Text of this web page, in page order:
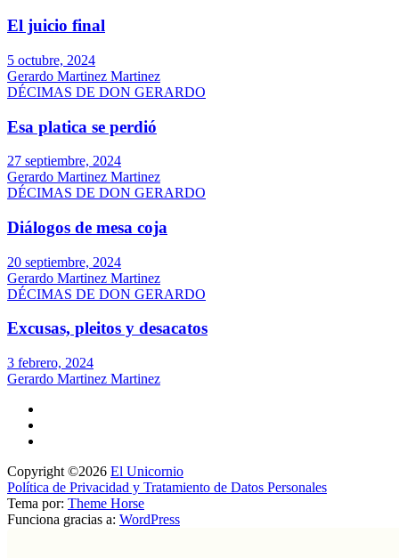
El juicio final
5 octubre, 2024
Gerardo Martinez Martinez
DÉCIMAS DE DON GERARDO
Esa platica se perdió
27 septiembre, 2024
Gerardo Martinez Martinez
DÉCIMAS DE DON GERARDO
Diálogos de mesa coja
20 septiembre, 2024
Gerardo Martinez Martinez
DÉCIMAS DE DON GERARDO
Excusas, pleitos y desacatos
3 febrero, 2024
Gerardo Martinez Martinez
Copyright ©2026 El Unicornio
Política de Privacidad y Tratamiento de Datos Personales
Tema por: Theme Horse
Funciona gracias a: WordPress